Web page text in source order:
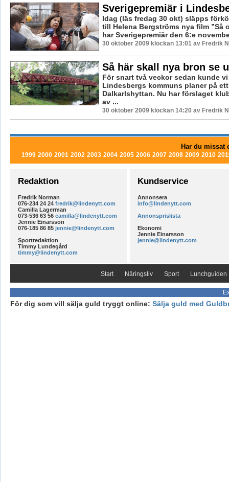
Sverigepremiär i
Idag (läs fredag 30 okt) släpps
till Helena Bergströms nya film ”Så
har Sverigepremiär den 6:e
30 oktober 2009 klockan 13:01 av Fredrik
Så här skall nya bron se
För snart två veckor sedan kunde
Lindesbergs kommuns planer på
Dalkarlshyttan. Nu har förslaget
av ...
30 oktober 2009 klockan 14:20 av Fredrik
Har du missat
1999 2000 2001 2002 2003 2004 2005 2006 2007 2008 2009 2010
Redaktion
Fredrik Norman
076-234 24 24 fredrik@lindenytt.com
Camilla Lagerman
073-536 63 56 camilla@lindenytt.com
Jennie Einarsson
076-185 86 85 jennie@lindenytt.com
Sportredaktion
Timmy Lundegård
timmy@lindenytt.com
Kundservice
Annonsera
info@lindenytt.com
Annonsprislista
Ekonomi
Jennie Einarsson
jennie@lindenytt.com
Start Näringsliv Sport Lunchguiden
För dig som vill sälja guld tryggt online: Sälja guld med